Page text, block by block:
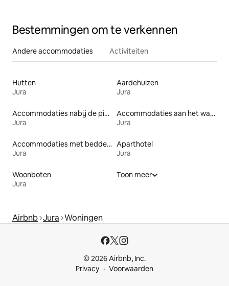
Bestemmingen om te verkennen
Andere accommodaties Activiteiten
Hutten
Jura
Aardehuizen
Jura
Accommodaties nabij de piste
Jura
Accommodaties aan het water
Jura
Accommodaties met bedden op toegankelijke hoogte
Jura
Aparthotel
Jura
Woonboten
Jura
Toon meer
Airbnb Jura Woningen
© 2026 Airbnb, Inc.
Privacy
Voorwaarden